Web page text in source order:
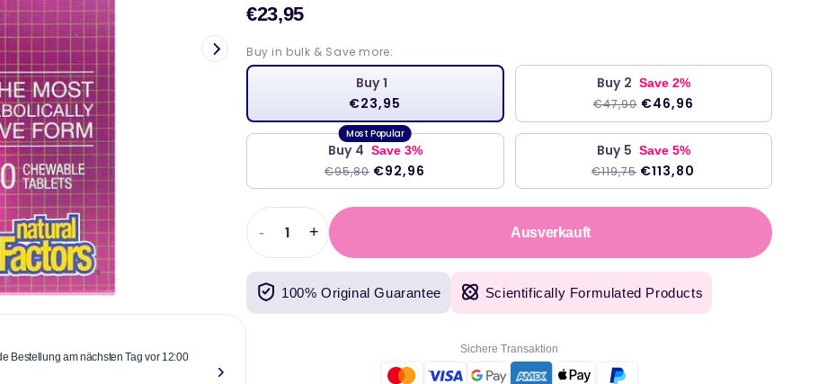
Bestellung am nächsten Tag vor 12:00
über einem Jahr."
€23,95Verkaufspreis
Buy in bulk & Save more:
Buy 1
€23,95
Buy 2 Save 2%
€47,90 €46,96
Buy 4 Save 3%
€95,80 €92,96
Buy 5 Save 5%
€119,75 €113,80
Abnahme
der
Menge
für
B12,
-
Erhöhen
Menge
für
+ Ausverkauft
100% Original Guarantee Scientifically Formulated Products
Sichere Transaktion